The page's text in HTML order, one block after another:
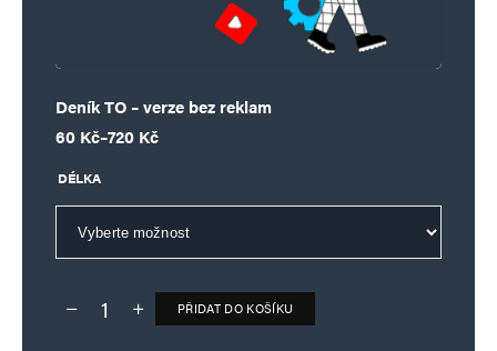
Deník TO – verze bez reklam
60 Kč–720 Kč
Rozpětí cen: 60 Kč až 720 Kč
DÉLKA
Deník TO – verze bez reklam množství
PŘIDAT DO KOŠÍKU